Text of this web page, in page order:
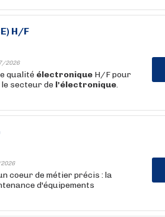
H/F
2026
qualité électronique H/F pour
secteur de l'électronique.
coeur de métier précis : la
d'équipements